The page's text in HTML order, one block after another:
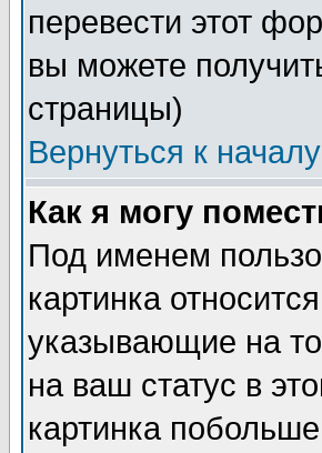
перевести этот
вы можете
страницы)
Вернуться к началу
Как я могу
Под именем
картинка
указывающие на
на ваш статус в
картинка